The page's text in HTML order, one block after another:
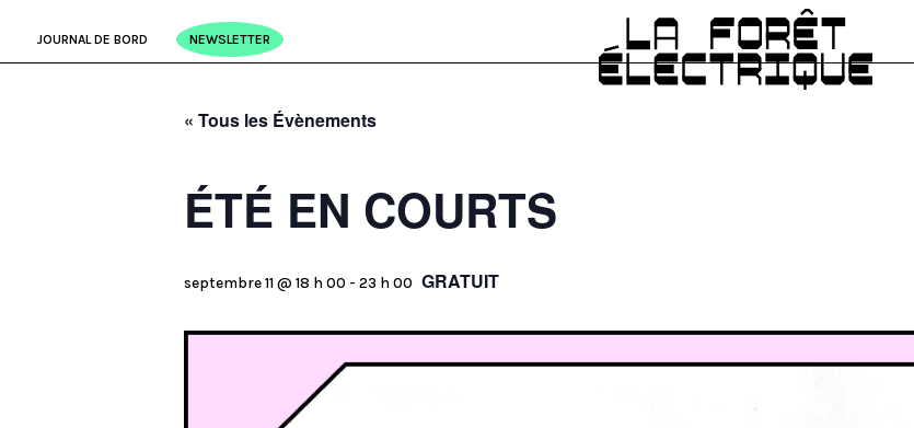
JOURNAL DE BORD NEWSLETTER
« Tous les Évènements
ÉTÉ EN COURTS
septembre 11 @ 18 h 00 - 23 h 00 GRATUIT